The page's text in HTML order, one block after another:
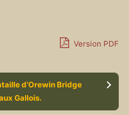
Version PDF
d’Orewin Bridge
Gallois.